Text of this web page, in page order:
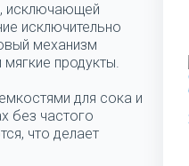
исключающей
исключительно
механизм
продукты.
для сока и
без частого
что делает